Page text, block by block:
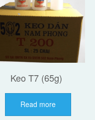
Keo T7 (65g)
Read more